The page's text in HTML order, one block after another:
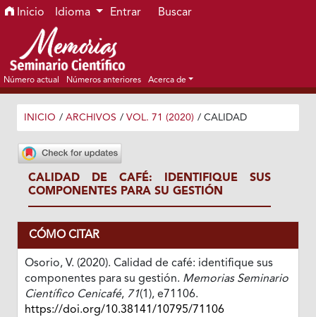
Ir al menú de navegación principal
Ir al contenido principal
Ir al pie de página del sitio
Inicio Idioma Entrar Buscar
Número actual Números anteriores Acerca de
INICIO / ARCHIVOS / VOL. 71 (2020) / CALIDAD
CALIDAD DE CAFÉ: IDENTIFIQUE SUS
COMPONENTES PARA SU GESTIÓN
CÓMO CITAR
Osorio, V. (2020). Calidad de café: identifique sus
componentes para su gestión. Memorias Seminario
Científico Cenicafé, 71(1), e71106.
https://doi.org/10.38141/10795/71106